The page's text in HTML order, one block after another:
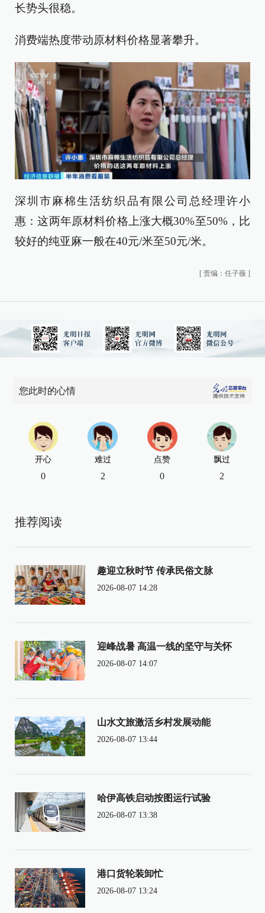
长势头很稳。
消费端热度带动原材料价格显著攀升。
深圳市麻棉生活纺织品有限公司总经理许小
惠：这两年原材料价格上涨大概30%至50%，比
较好的纯亚麻一般在40元/米至50元/米。
[ 责编：任子薇 ]
您此时的心情
开心
0
难过
2
点赞
0
飘过
2
推荐阅读
趣迎立秋时节 传承民俗文脉
2026-08-07 14:28
迎峰战暑 高温一线的坚守与关怀
2026-08-07 14:07
山水文旅激活乡村发展动能
2026-08-07 13:44
哈伊高铁启动按图运行试验
2026-08-07 13:38
港口货轮装卸忙
2026-08-07 13:24